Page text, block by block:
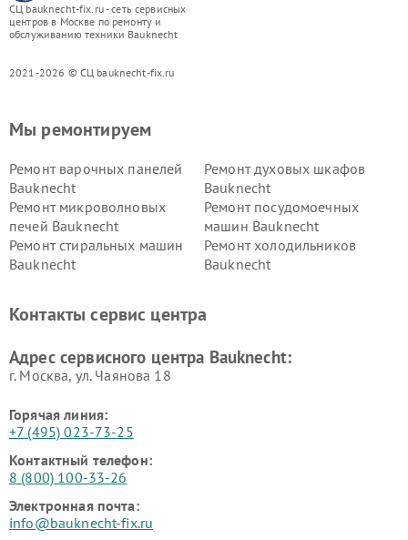
СЦ bauknecht-fix.ru - сеть сервисных
центров в Москве по ремонту и
обслуживанию техники Bauknecht
2021-2026 © СЦ bauknecht-fix.ru
Мы ремонтируем
Ремонт варочных панелей
Bauknecht
Ремонт духовых шкафов
Bauknecht
Ремонт микроволновых
печей Bauknecht
Ремонт посудомоечных
машин Bauknecht
Ремонт стиральных машин
Bauknecht
Ремонт холодильников
Bauknecht
Контакты сервис центра
Адрес сервисного центра Bauknecht:
г. Москва, ул. Чаянова 18
Горячая линия:
+7 (495) 023-73-25
Контактный телефон:
8 (800) 100-33-26
Электронная почта:
info@bauknecht-fix.ru